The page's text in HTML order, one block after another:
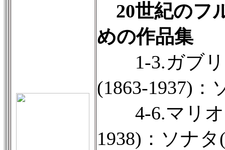
20世紀のフ
めの作品集
1-3.ガブリ
(1863-1937)：
4-6.マリオ
1938)：ソナタ